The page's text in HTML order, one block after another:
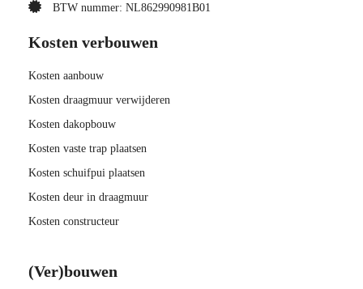
BTW nummer: NL862990981B01
Kosten verbouwen
Kosten aanbouw
Kosten draagmuur verwijderen
Kosten dakopbouw
Kosten vaste trap plaatsen
Kosten schuifpui plaatsen
Kosten deur in draagmuur
Kosten constructeur
(Ver)bouwen